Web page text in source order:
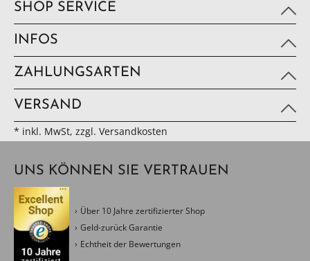
SHOP SERVICE
INFOS
ZAHLUNGSARTEN
VERSAND
* inkl. MwSt, zzgl. Versandkosten
UNS KÖNNEN SIE VERTRAUEN
Über 10 Jahre zertifizierter Shop
Geld-zurück Garantie
Echtheit der Bewertungen